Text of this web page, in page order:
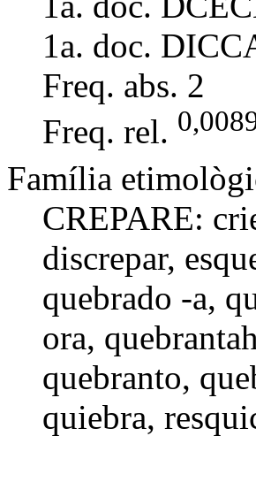
1a. doc.
Freq. abs. 2
Freq. rel.
Família
CREPARE:
discrepar,
quebrado -a,
ora,
quebranto,
quiebra,